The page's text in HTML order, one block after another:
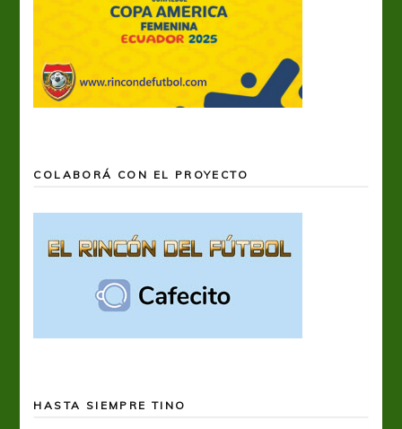
COLABORÁ CON EL PROYECTO
HASTA SIEMPRE TINO